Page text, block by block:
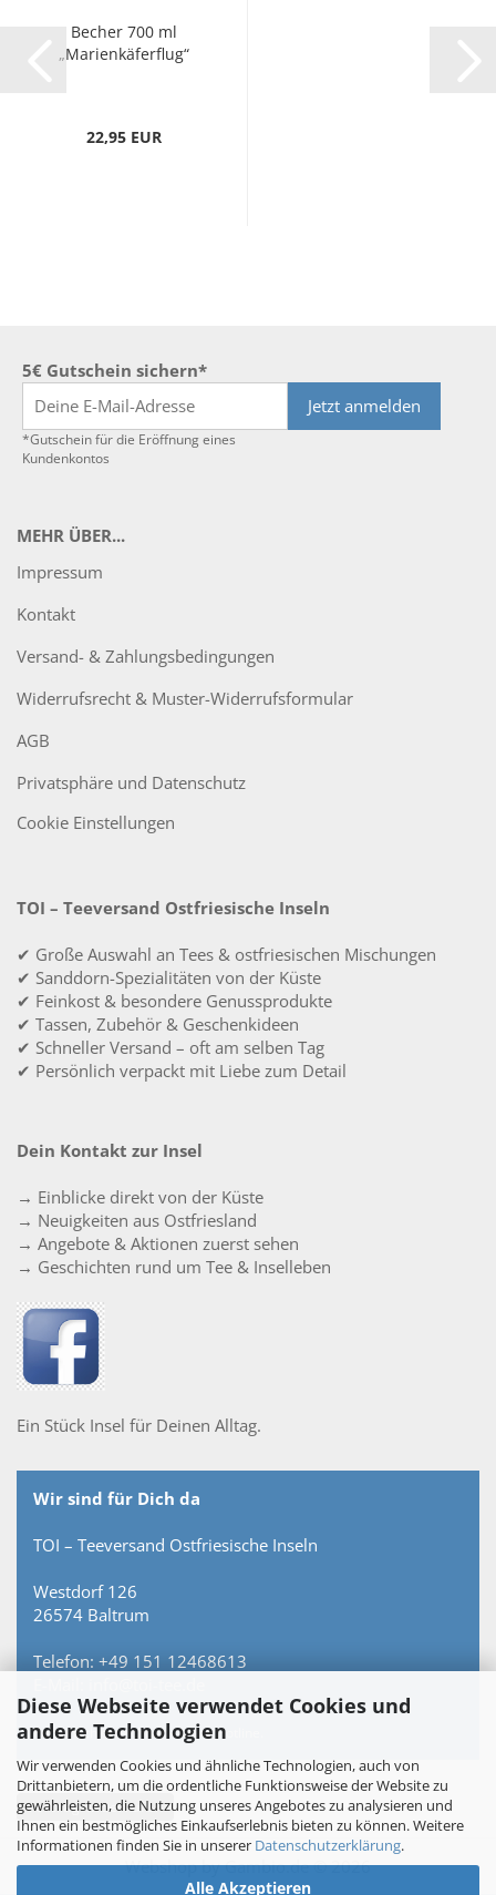
Diese Webseite verwendet Cookies und
andere Technologien
Wir verwenden Cookies und ähnliche Technologien, auch von
Drittanbietern, um die ordentliche Funktionsweise der Website zu
gewährleisten, die Nutzung unseres Angebotes zu analysieren und
Ihnen ein bestmögliches Einkaufserlebnis bieten zu können. Weitere
Informationen finden Sie in unserer Datenschutzerklärung.
Alle Akzeptieren
Becher 700 ml
„Marienkäferflug“
22,95 EUR
5€ Gutschein sichern*
Jetzt anmelden
*Gutschein für die Eröffnung eines
Kundenkontos
MEHR ÜBER...
Impressum
Kontakt
Versand- & Zahlungsbedingungen
Widerrufsrecht & Muster-Widerrufsformular
AGB
Privatsphäre und Datenschutz
Cookie Einstellungen
TOI – Teeversand Ostfriesische Inseln
✔ Große Auswahl an Tees & ostfriesischen Mischungen
✔ Sanddorn-Spezialitäten von der Küste
✔ Feinkost & besondere Genussprodukte
✔ Tassen, Zubehör & Geschenkideen
✔ Schneller Versand – oft am selben Tag
✔ Persönlich verpackt mit Liebe zum Detail
Dein Kontakt zur Insel
→ Einblicke direkt von der Küste
→ Neuigkeiten aus Ostfriesland
→ Angebote & Aktionen zuerst sehen
→ Geschichten rund um Tee & Inselleben
Ein Stück Insel für Deinen Alltag.
Wir sind für Dich da
TOI – Teeversand Ostfriesische Inseln
Westdorf 126
26574 Baltrum
Telefon: +49 151 12468613
Persönlich erreichbar – keine Hotline.
Vertrag widerrufen
Webshopby Gambio.de © 2026